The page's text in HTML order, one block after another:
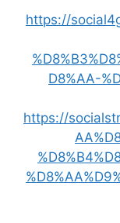
https://
D8%AA-
https://